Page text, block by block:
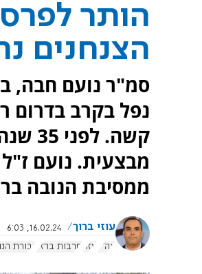
הותר
הצנחנים
נפל בקרב בדרום
מבצעית. נועם
ממסיבת הנובה
עוזי ברוך
16.02.24, 6:03
צה"ל
עזה חרבות ברזל גבורת